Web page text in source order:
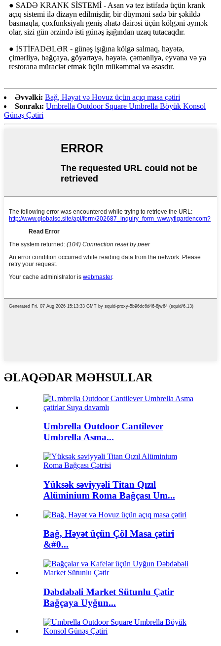
● SADƏ KRANK SİSTEMİ - Asan və tez istifadə üçün krank
açıq sistemi ilə dizayn edilmişdir, bir düyməni sadə bir şəkildə
basmaqla, çoxfunksiyalı geniş əhatə dairəsi üçün kölgəni əymək
olar, sizi gün ərzində isti günəş işığından uzaq tutacaqdır.
● İSTİFADƏLƏR - günəş işığına kölgə salmaq, həyətə,
çimərliyə, bağçaya, göyərtəyə, həyətə, çəmənliyə, eyvana və ya
restorana müraciət etmək üçün mükəmməl və əsasdır.
Əvvəlki: Bağ, Həyət və Hovuz üçün açıq masa çətiri
Sonrakı: Umbrella Outdoor Square Umbrella Böyük Konsol
Günəş Çətiri
ƏLAQƏDAR MƏHSULLAR
Umbrella Outdoor Cantilever
Umbrella Asma...
Yüksək səviyyəli Titan Qızıl
Alüminium Roma Bağçası Um...
Bağ, Həyət üçün Çöl Masa çətiri
&#0...
Dəbdəbəli Market Sütunlu Çətir
Bağçaya Uyğun...